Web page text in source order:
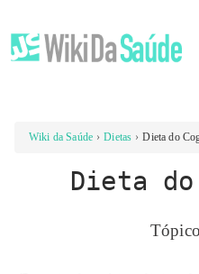
Wiki da Saúde Dietas Dieta do
Dieta do